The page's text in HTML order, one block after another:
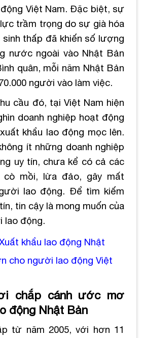
Việt Nam. Đặc biệt, sự
trầm trọng do sự già hóa
sinh thấp đã khiến số lượng
nước ngoài vào Nhật Bản
quân, mỗi năm Nhật Bản
người vào làm việc.
cầu đó, tại Việt Nam hiện
doanh nghiệp hoạt động
khẩu lao động mọc lên.
ít những doanh nghiệp
uy tín, chưa kể có cả các
cò mồi, lừa đảo, gây mất
lao động. Để tìm kiếm
tin cậy là mong muốn của
lao động.
khẩu lao động Nhật
cho người lao động Việt
chắp cánh ước mơ
động Nhật Bản
từ năm 2005, với hơn 11